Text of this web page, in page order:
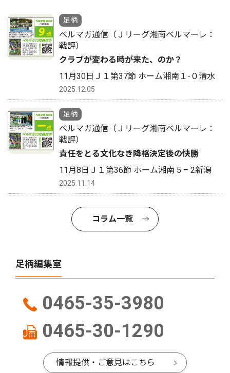
足柄
ベルマガ通信（Ｊリーグ湘南ベルマーレ：
戦評）
クラブが変わる時が来た、のか？
11月30日Ｊ１第37節 ホーム湘南１-０清水
2025.12.05
足柄
ベルマガ通信（Ｊリーグ湘南ベルマーレ：
戦評）
責任をとる文化なき降格決定後の快勝
11月8日Ｊ１第36節 ホーム湘南 5 – 2新潟
2025.11.14
コラム一覧
足柄編集室
0465-35-3980
0465-30-1290
情報提供・ご意見はこちら